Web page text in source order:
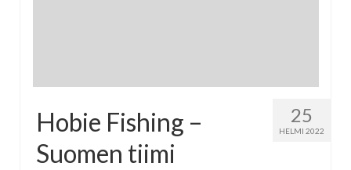
25
HELMI 2022
Hobie Fishing –
Suomen tiimi